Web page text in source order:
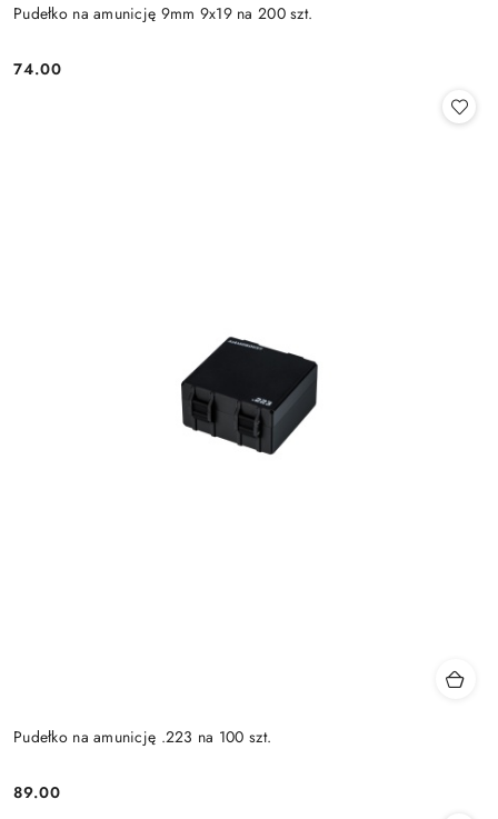
Pudełko na amunicję 9mm 9x19 na 200 szt.
Cena:
74.00
Pudełko na amunicję .223 na 100 szt.
Cena:
89.00